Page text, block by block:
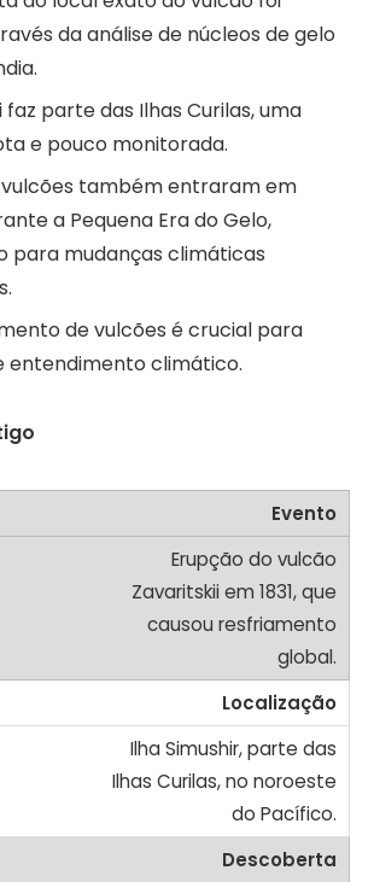
da análise de núcleos de gelo
faz parte das Ilhas Curilas, uma
e pouco monitorada.
também entraram em
a Pequena Era do Gelo,
para mudanças climáticas
de vulcões é crucial para
entendimento climático.
Evento
Erupção do vulcão
Zavaritskii em 1831, que
causou resfriamento
global.
Localização
Ilha Simushir, parte das
Ilhas Curilas, no noroeste
do Pacífico.
Descoberta